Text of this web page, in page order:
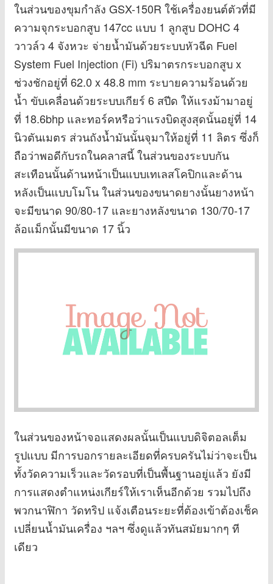
ในส่วนของขุมกำลัง GSX-150R ใช้เครื่องยนต์ตัวที่มี
ความจุกระบอกสูบ 147cc แบบ 1 ลูกสูบ DOHC 4
วาวล์ว 4 จังหวะ จ่ายน้ำมันด้วยระบบหัวฉีด Fuel
System Fuel Injection (Fi) ปริมาตรกระบอกสูบ x
ช่วงชักอยู่ที่ 62.0 x 48.8 mm ระบายความร้อนด้วย
น้ำ ขับเคลื่อนด้วยระบบเกียร์ 6 สปีด ให้แรงม้ามาอยู่
ที่ 18.6bhp และทอร์คหรือว่าแรงบิดสูงสุดนั้นอยู่ที่ 14
นิวตันเมตร ส่วนถังน้ำมันนั้นจุมาให้อยู่ที่ 11 ลิตร ซึ่งก็
ถือว่าพอดีกับรถในคลาสนี้ ในส่วนของระบบกัน
สะเทือนนั้นด้านหน้าเป็นแบบเทเลสโคปิกและด้าน
หลังเป็นแบบโมโน ในส่วนของขนาดยางนั้นยางหน้า
จะมีขนาด 90/80-17 และยางหลังขนาด 130/70-17
ล้อแม็กนั้นมีขนาด 17 นิ้ว
ในส่วนของหน้าจอแสดงผลนั้นเป็นแบบดิจิตอลเต็ม
รูปแบบ มีการบอกรายละเอียดที่ครบครันไม่ว่าจะเป็น
ทั้งวัดความเร็วและวัดรอบที่เป็นพื้นฐานอยู่แล้ว ยังมี
การแสดงตำแหน่งเกียร์ให้เราเห็นอีกด้วย รวมไปถึง
พวกนาฬิกา วัดทริป แจ้งเตือนระยะที่ต้องเข้าต้องเช็ค
เปลี่ยนน้ำมันเครื่อง ฯลฯ ซึ่งดูแล้วทันสมัยมากๆ ที
เดียว